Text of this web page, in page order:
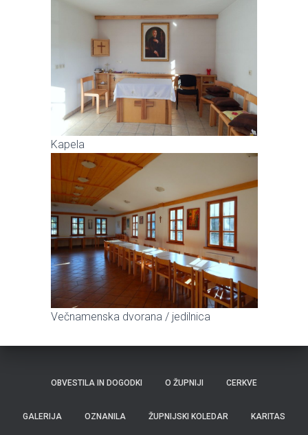
Kapela
Večnamenska dvorana / jedilnica
OBVESTILA IN DOGODKI O ŽUPNIJI CERKVE
GALERIJA OZNANILA ŽUPNIJSKI KOLEDAR KARITAS